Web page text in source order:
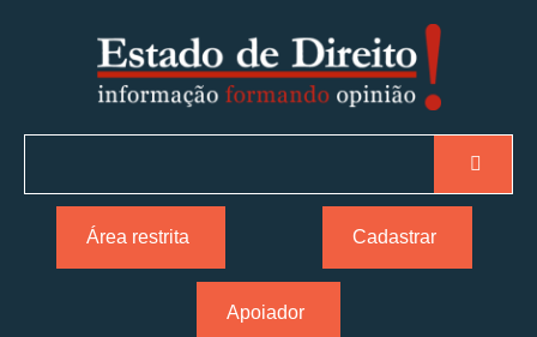
Área restrita Cadastrar
Apoiador